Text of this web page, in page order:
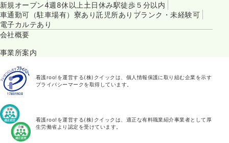
新規オープン4週8休以上 土日休み駅徒歩５分以内
車通勤可（駐車場有） 寮あり託児所あり ブランク・未経験可
電子カルテあり
会社概要
事業所案内
看護roo!を運営する(株)クイックは、個人情報保護に取り組む企業を示す
プライバシーマークを取得しています。
看護roo!を運営する(株)クイックは、適正な有料職業紹介事業者として厚
生労働省より認定を受けています。